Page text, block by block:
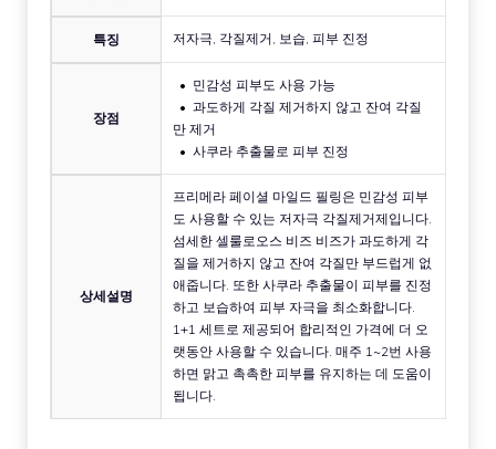
특징 저자극, 각질제거, 보습, 피부 진정
장점
민감성 피부도 사용 가능
과도하게 각질 제거하지 않고 잔여 각질
만 제거
사쿠라 추출물로 피부 진정
상세설명
프리메라 페이셜 마일드 필링은 민감성 피부
도 사용할 수 있는 저자극 각질제거제입니다.
섬세한 셀룰로오스 비즈 비즈가 과도하게 각
질을 제거하지 않고 잔여 각질만 부드럽게 없
애줍니다. 또한 사쿠라 추출물이 피부를 진정
하고 보습하여 피부 자극을 최소화합니다.
1+1 세트로 제공되어 합리적인 가격에 더 오
랫동안 사용할 수 있습니다. 매주 1~2번 사용
하면 맑고 촉촉한 피부를 유지하는 데 도움이
됩니다.